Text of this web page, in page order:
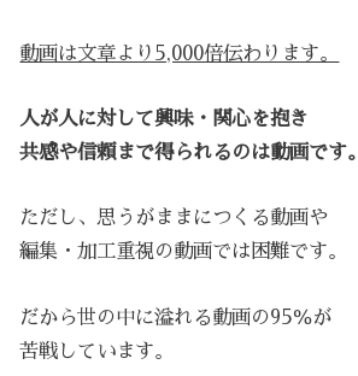
動画は文章より5,000倍伝わります。
人が人に対して興味・関心を抱き
共感や信頼まで得られるのは動画です。
ただし、思うがままにつくる動画や
編集・加工重視の動画では困難です。
だから世の中に溢れる動画の95％が
苦戦しています。